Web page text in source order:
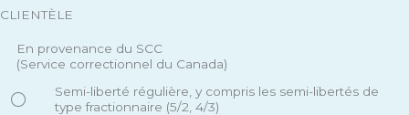
CLIENTÈLE
En provenance du SCC
(Service correctionnel du Canada)
Semi-liberté régulière, y compris les semi-libertés de
type fractionnaire (5/2, 4/3)